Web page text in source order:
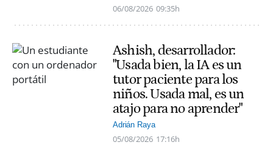
06/08/2026 09:35h
Ashish, desarrollador:
"Usada bien, la IA es un
tutor paciente para los
niños. Usada mal, es un
atajo para no aprender"
Adrián Raya
05/08/2026 17:16h